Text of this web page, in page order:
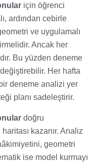
için öğrenci
ardından cebirle
ve uygulamalı
Ancak her
Bu yüzden deneme
Her hafta
deneme analizi yer
planı sadeleştirir.
doğru
kazanır. Analiz
geometri
ise model kurmayı